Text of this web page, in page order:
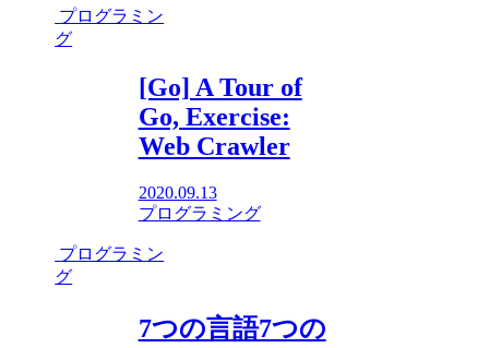
プログラミン
グ
[Go] A Tour of
Go, Exercise:
Web Crawler
2020.09.13
プログラミング
プログラミン
グ
7つの言語7つの